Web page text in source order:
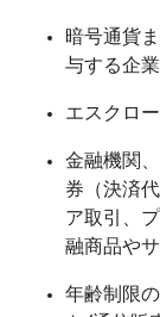
暗号通貨
与する企業
エスクロ
金融機関
券（決済
ア取引、
融商品や
年齢制限